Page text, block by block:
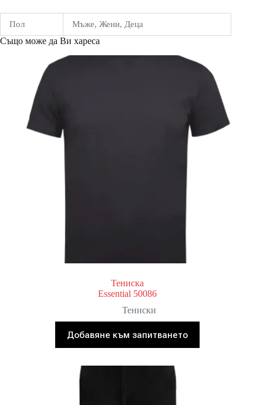
Пол Мъже, Жени, Деца
Също може да Ви хареса
Тениска
Essential 50086
Тениски
Добавяне към запитването